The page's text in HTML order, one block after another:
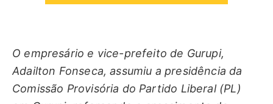
O empresário e vice-prefeito de Gurupi,
Adailton Fonseca, assumiu a presidência da
Comissão Provisória do Partido Liberal (PL)